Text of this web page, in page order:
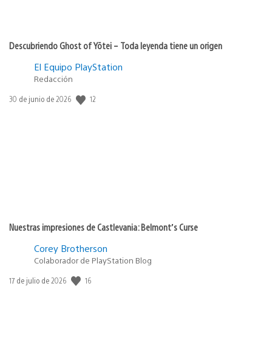
Descubriendo Ghost of Yōtei – Toda leyenda tiene un origen
El Equipo PlayStation
Redacción
Fecha
30 de junio de 2026 12
Nuestras impresiones de Castlevania: Belmont’s Curse
Corey Brotherson
Colaborador de PlayStation Blog
Fecha
17 de julio de 2026 16